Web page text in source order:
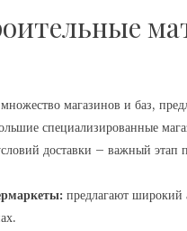
магазинов и баз,
специализированные
доставки – важный этап
предлагают широкий